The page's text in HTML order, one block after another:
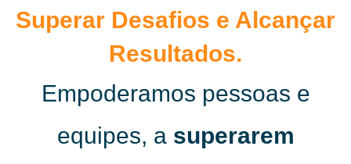
Superar Desafios e Alcançar
Resultados.
Empoderamos pessoas e
equipes, a superarem